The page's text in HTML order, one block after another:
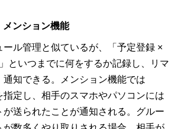
メンション機能
ール管理と似ているが、「予定登録 ×
いつまでに何をするか記録し、リマ
通知できる。メンション機能では
指定し、相手のスマホやパソコンには
が送られたことが通知される。グルー